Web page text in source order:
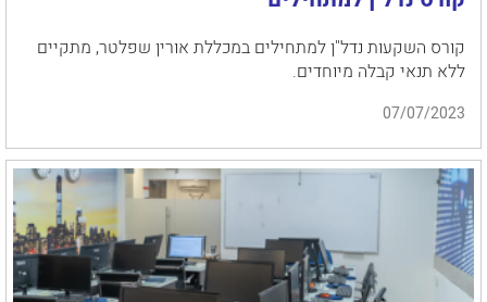
קורס השקעות נדל"ן למתחילים במכללת אורין שפלטר, מתקיים
ללא תנאי קבלה מיוחדים.
07/07/2023